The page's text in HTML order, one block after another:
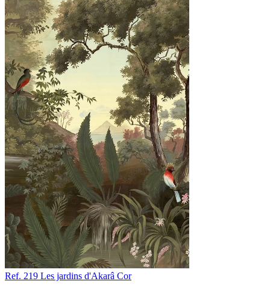
Ref. 219 Les jardins d'Akarâ Cor